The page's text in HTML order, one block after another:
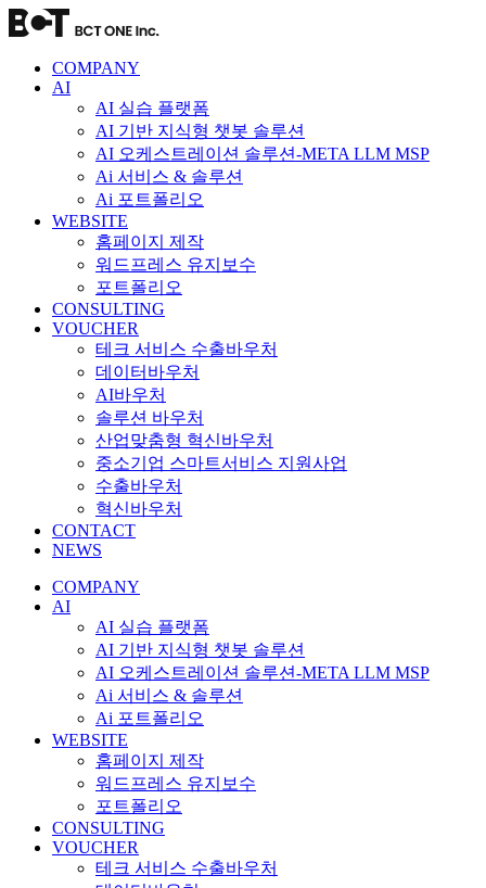
콘
텐
COMPANY
AI
AI 실습 플랫폼
AI 기반 지식형 챗봇 솔루션
AI 오케스트레이션 솔루션-META LLM MSP
Ai 서비스 & 솔루션
Ai 포트폴리오
WEBSITE
홈페이지 제작
워드프레스 유지보수
포트폴리오
CONSULTING
VOUCHER
테크 서비스 수출바우처
데이터바우처
AI바우처
솔루션 바우처
산업맞춤형 혁신바우처
중소기업 스마트서비스 지원사업
수출바우처
혁신바우처
CONTACT
NEWS
COMPANY
AI
AI 실습 플랫폼
AI 기반 지식형 챗봇 솔루션
AI 오케스트레이션 솔루션-META LLM MSP
Ai 서비스 & 솔루션
Ai 포트폴리오
WEBSITE
홈페이지 제작
워드프레스 유지보수
포트폴리오
CONSULTING
VOUCHER
테크 서비스 수출바우처